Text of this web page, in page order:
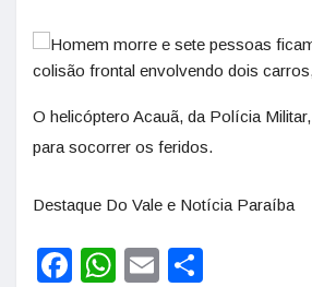
O helicóptero Acauã, da Polícia
para socorrer os feridos.
Destaque Do Vale e Notícia Paraíba
Facebook
WhatsApp
Email